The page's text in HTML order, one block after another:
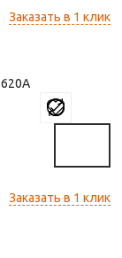
Заказать в 1 клик
620
Заказать в 1 клик